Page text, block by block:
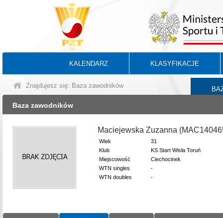
KALENDARZ KLASYFIKACJE
Znajdujesz się: Baza zawodników
Baza zawodników
Maciejewska Zuzanna
Wiek
31
Klub
KS Start Wisła Toruń
Miejscowość
Ciechocinek
WTN singles
-
WTN doubles
-